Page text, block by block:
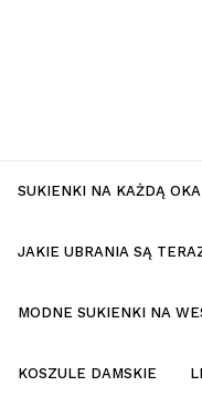
SUKIENKI NA KAŻDĄ
JAKIE UBRANIA SĄ
MODNE SUKIENKI NA
KOSZULE DAMSKIE